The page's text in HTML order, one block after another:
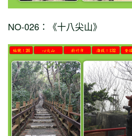
NO-026：《十八尖山》